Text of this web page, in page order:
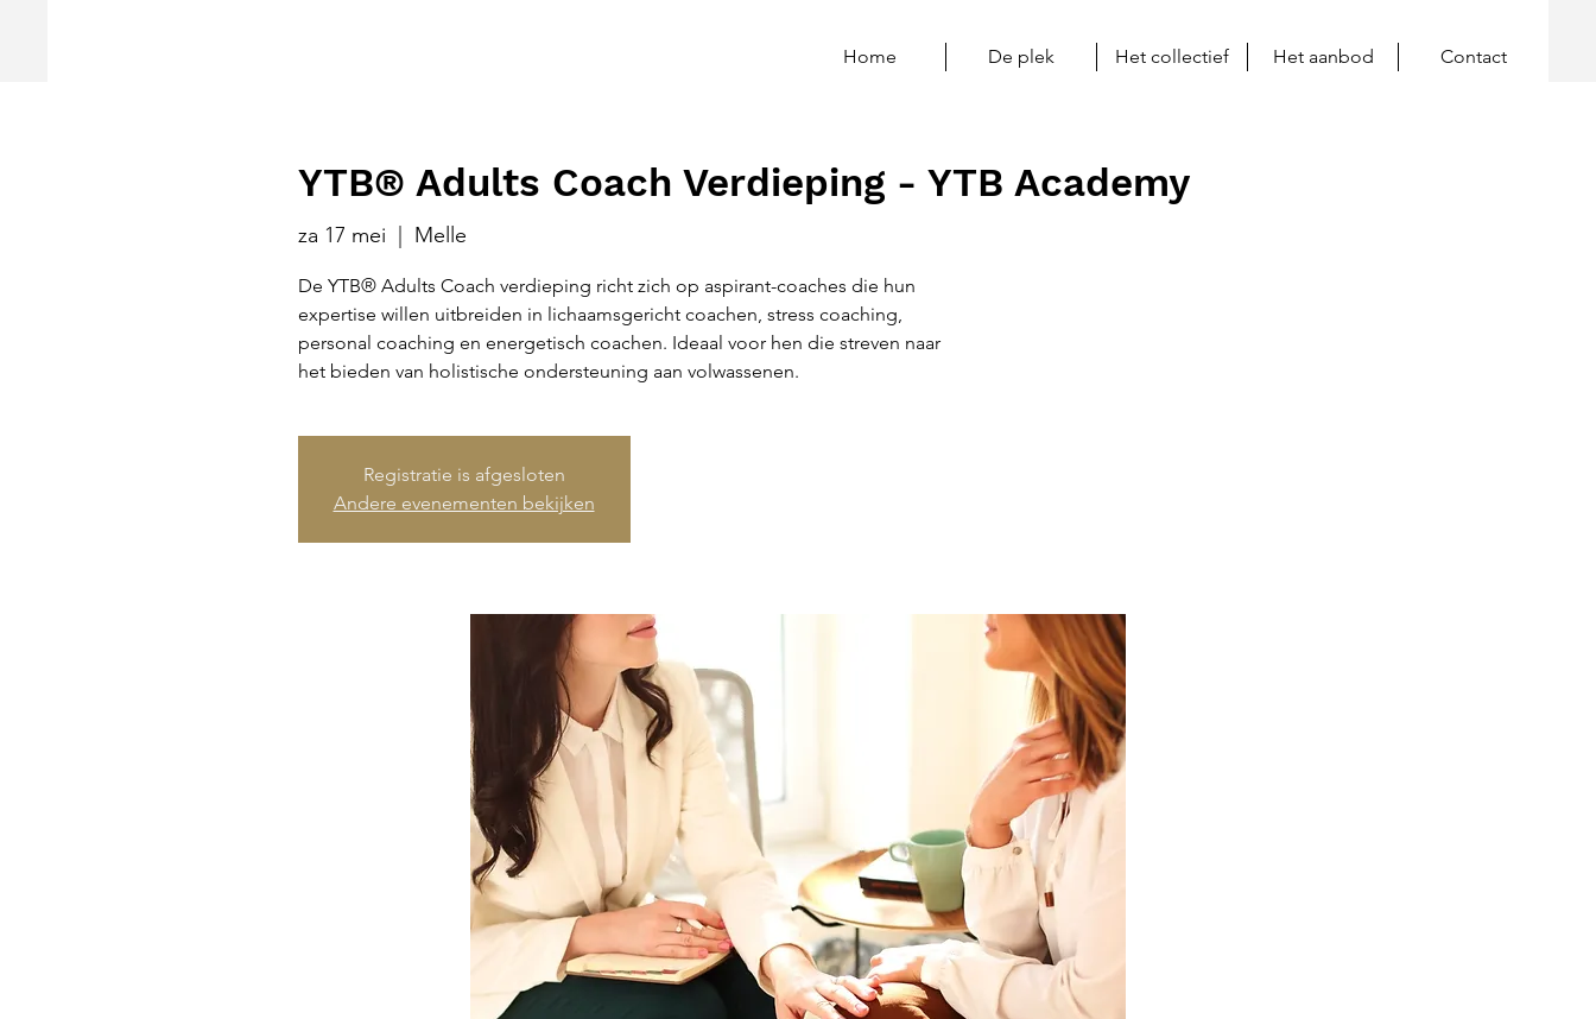
Home De plek Het collectief Het aanbod Contact
YTB® Adults Coach Verdieping - YTB Academy
za 17 mei Melle
De YTB® Adults Coach verdieping richt zich op aspirant-coaches die hun
expertise willen uitbreiden in lichaamsgericht coachen, stress coaching,
personal coaching en energetisch coachen. Ideaal voor hen die streven naar
het bieden van holistische ondersteuning aan volwassenen.
Registratie is afgesloten
Andere evenementen bekijken